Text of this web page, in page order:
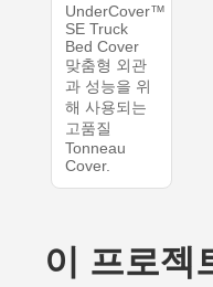
UnderCover™
SE Truck
Bed Cover
맞춤형 외관
과 성능을 위
해 사용되는
고품질
Tonneau
Cover.
이 프로젝